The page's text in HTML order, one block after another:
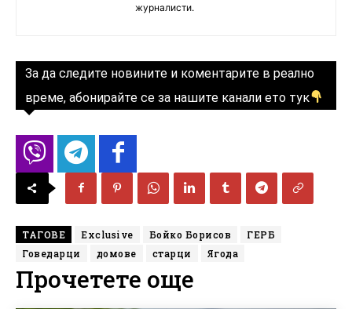
журналисти.
За да следите новините и коментарите в реално
време, абонирайте се за нашите канали ето тук
ТАГОВЕ Exclusive Бойко Борисов
ГЕРБ
Говедарци
домове старци Ягода
Прочетете още